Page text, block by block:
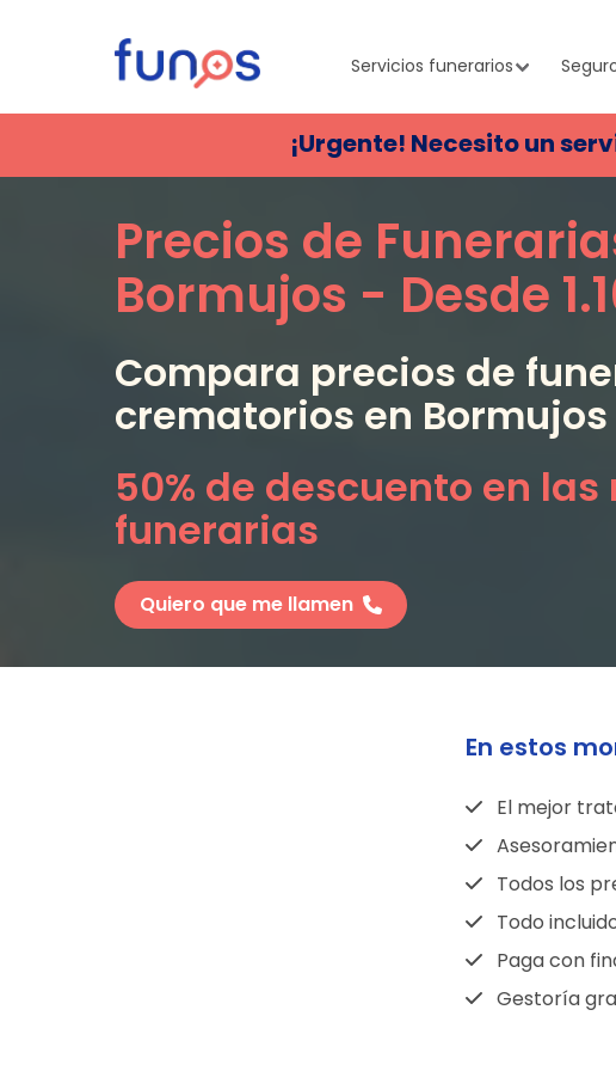
Servicios funerarios
¡Urgente! Necesito un
Precios de
Bormujos - Desde
Compara precios de
crematorios en Bormujos
50% de descuento en las
funerarias
Quiero que me llamen
En estos
El mejor
Todos los
Todo
Paga con
Gestoría